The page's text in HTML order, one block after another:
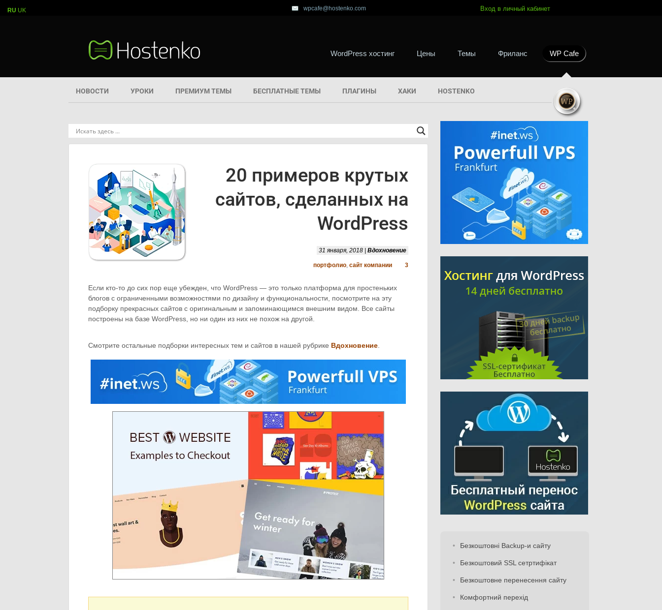
wpcafe@hostenko.com Вход в личный кабинет
WordPress хостинг Цены Темы Фриланс WP Cafe
НОВОСТИ УРОКИ ПРЕМИУМ ТЕМЫ БЕСПЛАТНЫЕ ТЕМЫ ПЛАГИНЫ ХАКИ HOSTENKO
20 примеров крутых
сайтов, сделанных на
WordPress
31 января, 2018 | Вдохновение
портфолио, сайт компании 3
Если кто-то до сих пор еще убежден, что WordPress — это только платформа для простеньких
блогов с ограниченными возможностями по дизайну и функциональности, посмотрите на эту
подборку прекрасных сайтов с оригинальным и запоминающимся внешним видом. Все сайты
построены на базе WordPress, но ни один из них не похож на другой.
Смотрите остальные подборки интересных тем и сайтов в нашей рубрике Вдохновение
Безкоштовні Backup-и сайту
Безкоштовий SSL сетртифікат
Безкоштовне перенесення сайту
Комфортний перехід
RU UK